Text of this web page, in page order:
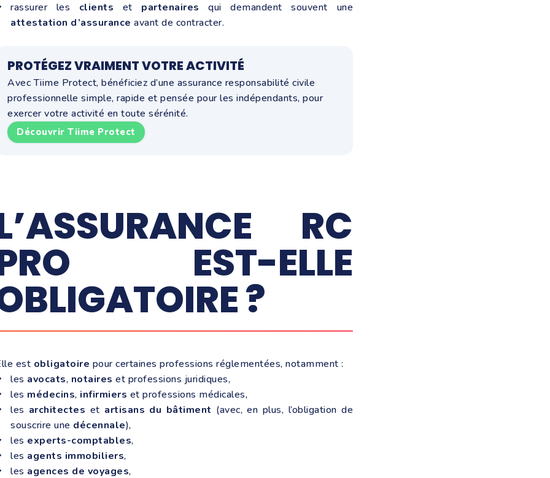
rassurer les clients et partenaires qui demandent souvent une
attestation d’assurance avant de contracter.
PROTÉGEZ VRAIMENT VOTRE ACTIVITÉ
Avec Tiime Protect, bénéficiez d’une assurance responsabilité civile
professionnelle simple, rapide et pensée pour les indépendants, pour
exercer votre activité en toute sérénité.
Découvrir Tiime Protect
RC
EST-ELLE
?
est obligatoire pour certaines professions réglementées, notamment :
les avocats, notaires et professions juridiques,
les médecins, infirmiers et professions médicales,
les architectes et artisans du bâtiment (avec, en plus, l’obligation de
souscrire une décennale),
les experts-comptables,
les agents immobiliers,
les agences de voyages,